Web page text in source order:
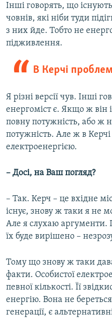
Інші говорять, що
човнів, які ніби туди
з них йде. Тобто не
підживлення.
В Керчі
Я різні версії чув. Інші
енергоміст є. Якщо ж він
повну потужність, або ж
потужність. Але ж в
електроенергією.
– Досі, на Ваш погляд?
– Так. Керч – це вхідне
існує, знову ж таки я не
Але я слухаю
їх буде вирішено –
Тому що знову ж таки
факти. Особистої
певної кількості. Її
енергію. Вона не
генерації, є